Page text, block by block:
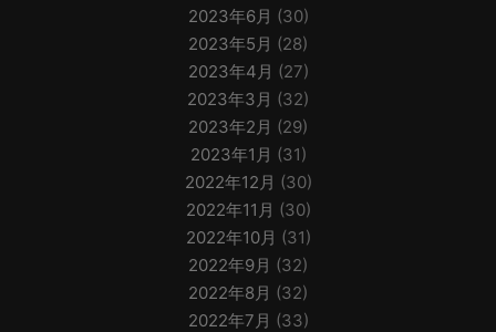
2023年6月 (30)
2023年5月 (28)
2023年4月 (27)
2023年3月 (32)
2023年2月 (29)
2023年1月 (31)
2022年12月 (30)
2022年11月 (30)
2022年10月 (31)
2022年9月 (32)
2022年8月 (32)
2022年7月 (33)